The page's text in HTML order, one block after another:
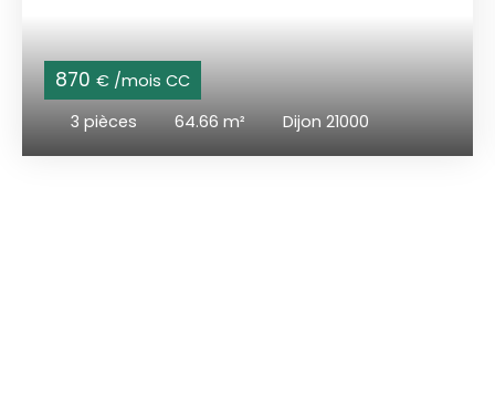
870 € /mois CC
3 pièces 64.66 m² Dijon 21000